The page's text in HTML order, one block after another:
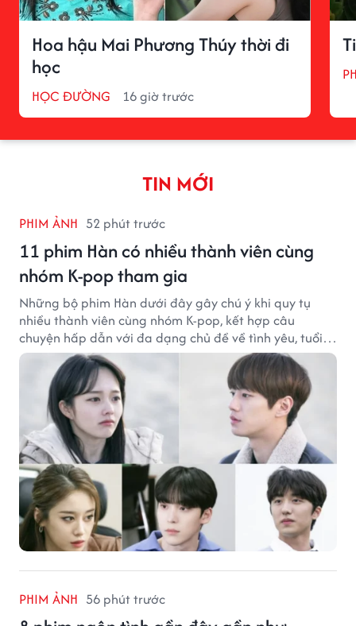
Hoa hậu Mai Phương Thúy thời đi
học
HỌC ĐƯỜNG 16 giờ trước
TIN MỚI
PHIM ẢNH 52 phút trước
11 phim Hàn có nhiều thành viên cùng
nhóm K-pop tham gia
Những bộ phim Hàn dưới đây gây chú ý khi quy tụ
nhiều thành viên cùng nhóm K-pop, kết hợp câu
chuyện hấp dẫn với đa dạng chủ đề về tình yêu, tuổi
trẻ và ước mơ.
PHIM ẢNH 56 phút trước